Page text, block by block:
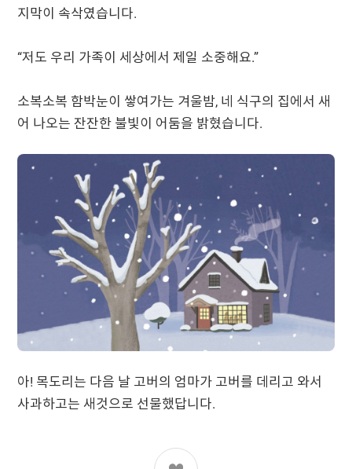
지막이 속삭였습니다.
“저도 우리 가족이 세상에서 제일 소중해요.”
소복소복 함박눈이 쌓여가는 겨울밤, 네 식구의 집에서 새
어 나오는 잔잔한 불빛이 어둠을 밝혔습니다.
아! 목도리는 다음 날 고버의 엄마가 고버를 데리고 와서
사과하고는 새것으로 선물했답니다.